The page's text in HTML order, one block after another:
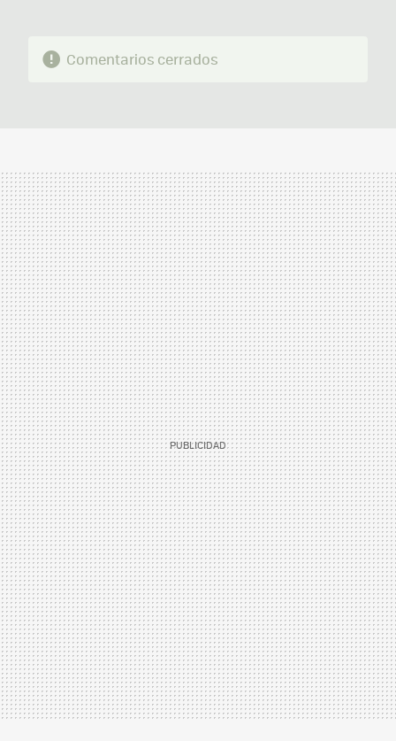
Comentarios cerrados